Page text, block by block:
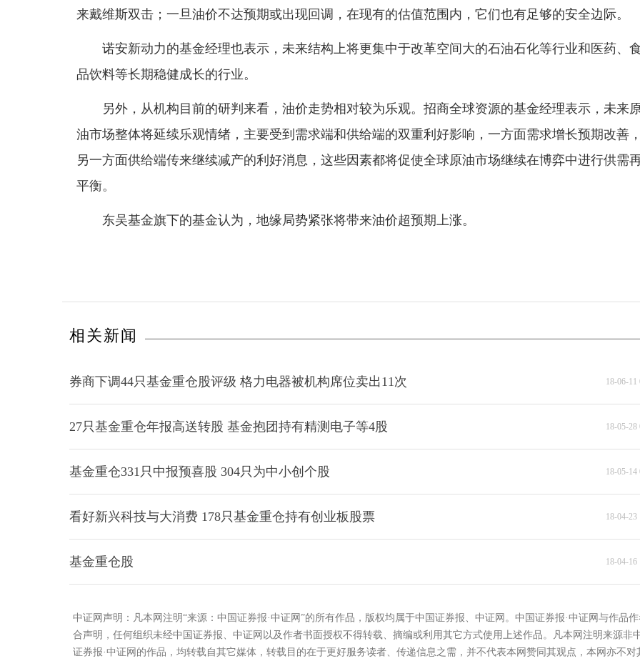
来戴维斯双击；一旦油价不达预期或出现回调，在现有的估值范围内，它们也有足够的安全边际。
诺安新动力的基金经理也表示，未来结构上将更集中于改革空间大的石油石化等行业和医药、
品饮料等长期稳健成长的行业。
另外，从机构目前的研判来看，油价走势相对较为乐观。招商全球资源的基金经理表示，未来
油市场整体将延续乐观情绪，主要受到需求端和供给端的双重利好影响，一方面需求增长预期改善，
另一方面供给端传来继续减产的利好消息，这些因素都将促使全球原油市场继续在博弈中进行供需
平衡。
东吴基金旗下的基金认为，地缘局势紧张将带来油价超预期上涨。
相关新闻
18-06-11
券商下调44只基金重仓股评级 格力电器被机构席位卖出11次
18-05-28
27只基金重仓年报高送转股 基金抱团持有精测电子等4股
18-05-14
基金重仓331只中报预喜股 304只为中小创个股
18-04-23
看好新兴科技与大消费 178只基金重仓持有创业板股票
18-04-16
基金重仓股
中证网声明：凡本网注明“来源：中国证券报·中证网”的所有作品，版权均属于中国证券报、中证网。中国证券报·中证网与作品
合声明，任何组织未经中国证券报、中证网以及作者书面授权不得转载、摘编或利用其它方式使用上述作品。凡本网注明来源非
证券报·中证网的作品，均转载自其它媒体，转载目的在于更好服务读者、传递信息之需，并不代表本网赞同其观点，本网亦不对